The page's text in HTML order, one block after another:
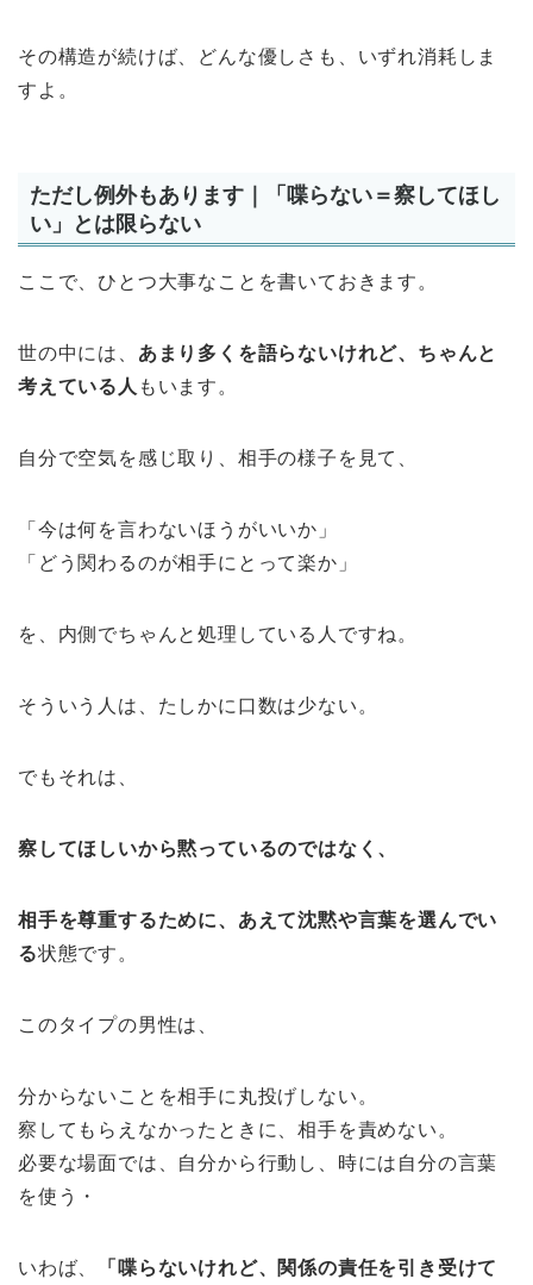
その構造が続けば、どんな優しさも、いずれ消耗しま
すよ。
ただし例外もあります｜「喋らない＝察してほし
い」とは限らない
ここで、ひとつ大事なことを書いておきます。
世の中には、 あまり多くを語らないけれど、ちゃんと
考えている人 もいます。
自分で空気を感じ取り、相手の様子を見て、
「今は何を言わないほうがいいか」
「どう関わるのが相手にとって楽か」
を、内側でちゃんと処理している人ですね。
そういう人は、たしかに口数は少ない。
でもそれは、
察してほしいから黙っているのではなく、
相手を尊重するために、あえて沈黙や言葉を選んでい
る状態です。
このタイプの男性は、
分からないことを相手に丸投げしない。
察してもらえなかったときに、相手を責めない。
必要な場面では、自分から行動し、時には自分の言葉
を使う・
いわば、
「喋らないけれど、関係の責任を引き受けて